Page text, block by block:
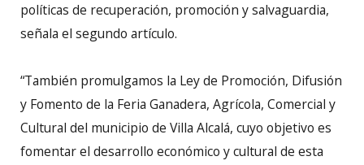
políticas de recuperación, promoción y salvaguardia,
señala el segundo artículo.
“También promulgamos la Ley de Promoción, Difusión
y Fomento de la Feria Ganadera, Agrícola, Comercial y
Cultural del municipio de Villa Alcalá, cuyo objetivo es
fomentar el desarrollo económico y cultural de esta